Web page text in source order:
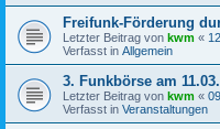
Freifunk-Förderung
Letzter Beitrag von kwm «
Verfasst in Allgemein
3. Funkbörse am
Letzter Beitrag von kwm «
Verfasst in Veranstaltungen